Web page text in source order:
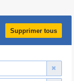
Supprimer tous